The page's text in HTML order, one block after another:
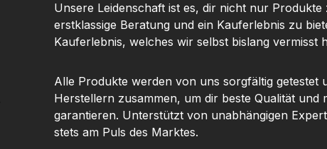
Unsere Leidenschaft ist es, dir nicht nur
erstklassige Beratung und ein Kauferlebnis zu
Kauferlebnis, welches wir selbst bislang vermisst
Alle Produkte werden von uns sorgfältig getestet
Herstellern zusammen, um dir beste Qualität und
garantieren. Unterstützt von unabhängigen
stets am Puls des Marktes.